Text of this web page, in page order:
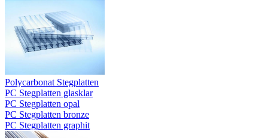
Polycarbonat Stegplatten
PC Stegplatten glasklar
PC Stegplatten opal
PC Stegplatten bronze
PC Stegplatten graphit